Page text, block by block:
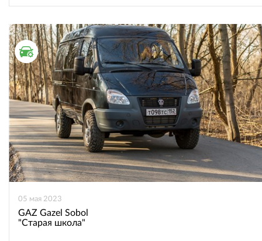
ТЕСТ ДРАЙВ
05 мая 2023
GAZ Gazel Sobol
"Старая школа"